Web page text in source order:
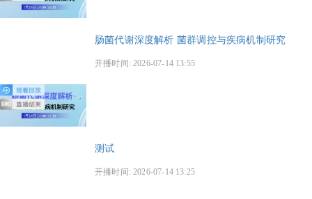
肠菌代谢深度解析 菌群调控与疾病机制研究
开播时间: 2026-07-14 13:55
测试
开播时间: 2026-07-14 13:25